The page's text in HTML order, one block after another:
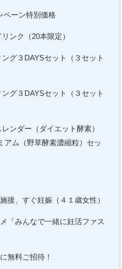
ペーン特別価格
ンク（20本限定）
グ３DAYSセット（３セット
グ３DAYSセット（３セット
ンダー（ダイエット酵素）
アム（野草酵素濃縮粒）セッ
後、すぐ妊娠（４１歳女性）
「みんなで一緒に妊活ファス
無料ご招待！